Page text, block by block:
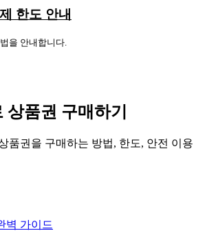
한도 안내
을 안내합니다.
품권 구매하기
품권을 구매하는 방법, 한도, 안전 이용
벽 가이드